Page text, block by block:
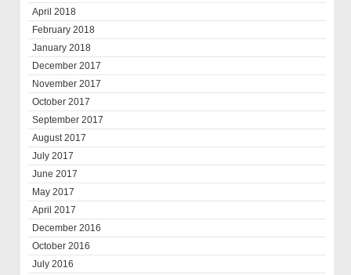
April 2018
February 2018
January 2018
December 2017
November 2017
October 2017
September 2017
August 2017
July 2017
June 2017
May 2017
April 2017
December 2016
October 2016
July 2016